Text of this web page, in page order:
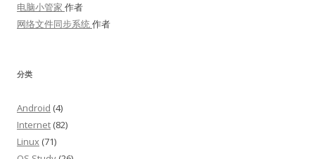
电脑小管家 作者
网络文件同步系统作者
分类
Android (4)
Internet (82)
Linux (71)